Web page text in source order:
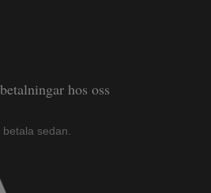
hos oss
sedan.